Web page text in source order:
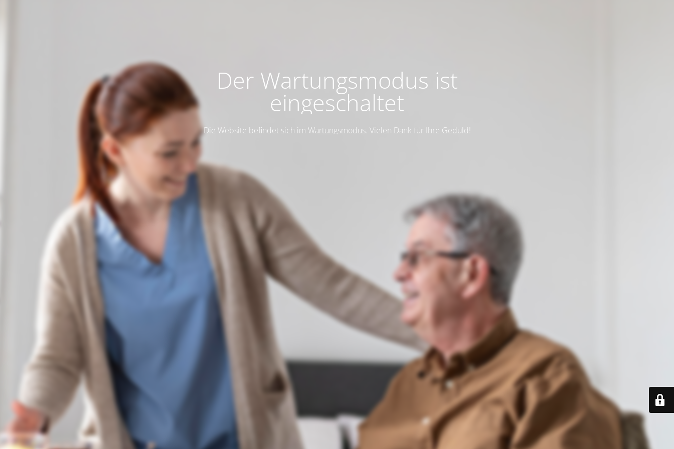
Der Wartungsmodus ist
eingeschaltet
Die Website befindet sich im Wartungsmodus. Vielen Dank für Ihre Geduld!